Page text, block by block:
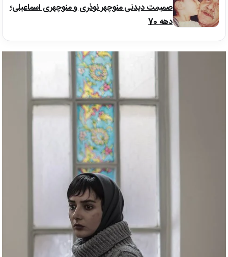
صمیمت دیدنی منوچهر نوذری و منوچهری اسماعیلی؛
دهه 70